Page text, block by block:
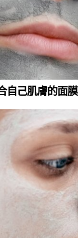
自己肌膚的面膜